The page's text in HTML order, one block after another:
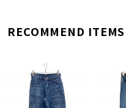
RECOMMEND ITEMS